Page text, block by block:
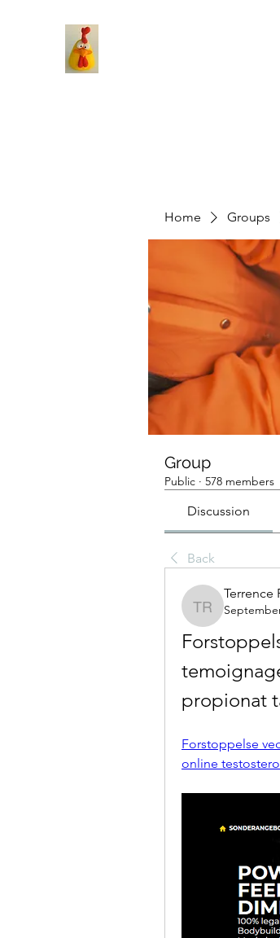
Home Groups
Group
Public · 578 members
Discussion
Back
Terrence
Terrence
propionat
Forstoppelse
online